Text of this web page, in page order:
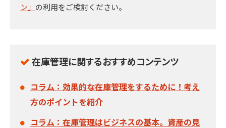
ン」 の利用をご検討ください。
在庫管理に関するおすすめコンテンツ
コラム：効果的な在庫管理をするために！考え
方のポイントを紹介
コラム：在庫管理はビジネスの基本。資産の見